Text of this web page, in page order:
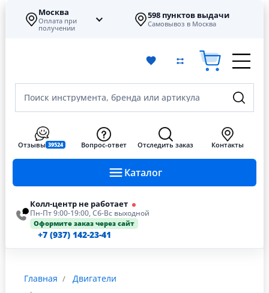
Москва
Оплата при
получении
598 пунктов выдачи
Самовывоз в Москва
Поиск инструмента, бренда или артикула
Каталог
Отзывы 39524 Вопрос-ответ Отследить заказ Контакты
Колл-центр не работает
Пн-Пт 9:00-19:00, Сб-Вс выходной
Оформите заказ через сайт
+7 (937) 142-23-41
Главная Двигатели